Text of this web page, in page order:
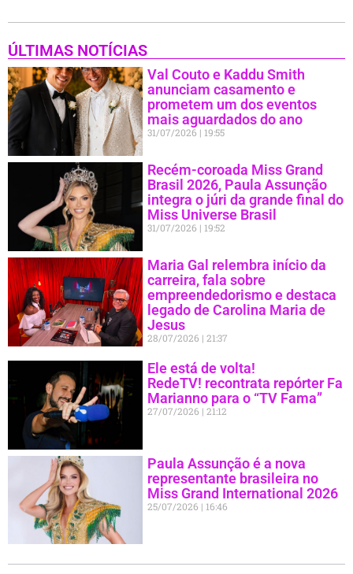
ÚLTIMAS NOTÍCIAS
Val Couto e Kaddu Smith
anunciam casamento e
prometem um dos eventos
mais aguardados do ano
31/07/2026 19:55
Recém-coroada Miss Grand
Brasil 2026, Paula Assunção
integra o júri da grande final do
Miss Universe Brasil
31/07/2026 19:52
Maria Gal relembra início da
carreira, fala sobre
empreendedorismo e destaca
legado de Carolina Maria de
Jesus
28/07/2026 21:37
Ele está de volta!
RedeTV! recontrata repórter Fa
Marianno para o “TV Fama”
27/07/2026 21:12
Paula Assunção é a nova
representante brasileira no
Miss Grand International 2026
25/07/2026 16:46